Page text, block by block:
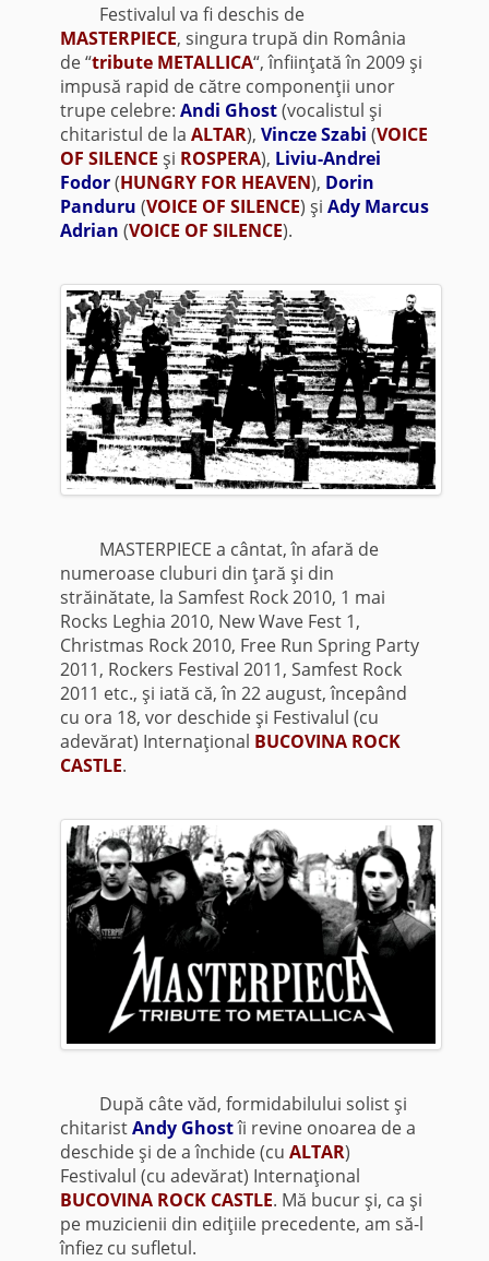
Festivalul va fi deschis de
MASTERPIECE, singura trupă din România
de “tribute METALLICA“, înfiinţată în 2009 şi
impusă rapid de către componenţii unor
trupe celebre: Andi Ghost(vocalistul şi
chitaristul de la ALTAR), Vincze Szabi (VOICE
OF SILENCE şi ROSPERA), Liviu-Andrei
Fodor(HUNGRY FOR HEAVEN), Dorin
Panduru (VOICE OF SILENCE) şi Ady Marcus
Adrian (VOICE OF SILENCE).
MASTERPIECE a cântat, în afară de
numeroase cluburi din ţară şi din
străinătate, la Samfest Rock 2010, 1 mai
Rocks Leghia 2010, New Wave Fest 1,
Christmas Rock 2010, Free Run Spring Party
2011, Rockers Festival 2011, Samfest Rock
2011 etc., şi iată că, în 22 august, începând
cu ora 18, vor deschide şi Festivalul (cu
adevărat) Internaţional BUCOVINA ROCK
CASTLE.
După câte văd, formidabilului solist şi
chitaristAndy Ghostîi revine onoarea de a
deschide şi de a închide (cu ALTAR)
Festivalul (cu adevărat) Internaţional
BUCOVINA ROCK CASTLE. Mă bucur şi, ca şi
pe muzicienii din ediţiile precedente, am să-l
înfiez cu sufletul.